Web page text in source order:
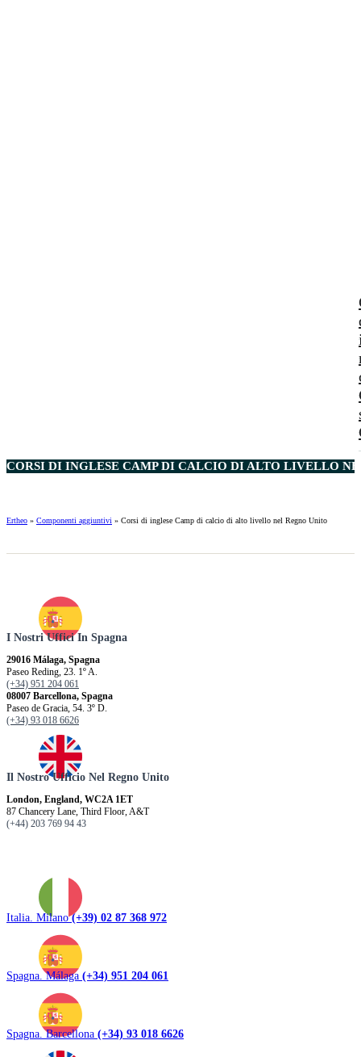
CORSI DI INGLESE CAMP DI CALCIO DI ALTO LIVELLO
Ertheo » Componenti aggiuntivi » Corsi di inglese Camp di calcio di alto livello nel Regno Unito
I Nostri Uffici In Spagna
29016 Málaga, Spagna
Paseo Reding, 23. 1º A.
(+34) 951 204 061
08007 Barcellona, ​​Spagna
Paseo de Gracia, 54. 3º D.
(+34) 93 018 6626
Il Nostro Ufficio Nel Regno Unito
London, England, WC2A 1ET
87 Chancery Lane, Third Floor, A&T
(+44) 203 769 94 43
Italia. Milano(+39) 02 87 368 972
Spagna. Málaga (+34) 951 204 061
Spagna. Barcellona (+34) 93 018 6626